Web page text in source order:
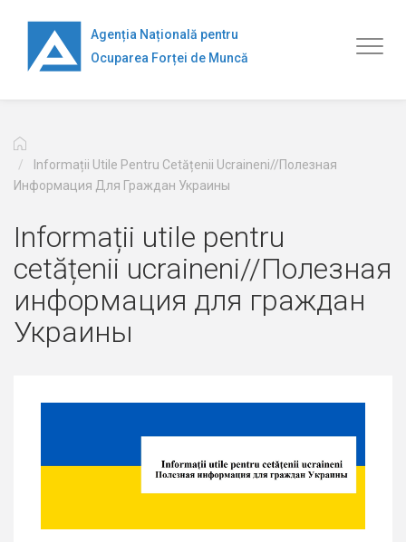
основному
содержанию
Agenția Națională pentru
Ocuparea Forței de Muncă
Informații Utile Pentru Cetățenii Ucraineni//Полезная
Информация Для Граждан Украины
Informații utile pentru
cetățenii ucraineni//Полезная
информация для граждан
Украины